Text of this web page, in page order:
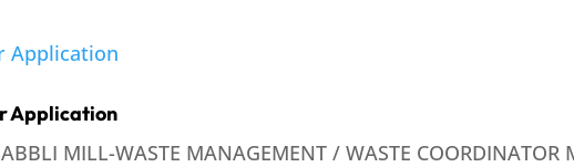
Application
MILL-WASTE MANAGEMENT / WASTE